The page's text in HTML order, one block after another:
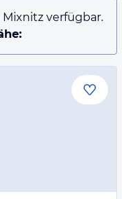
verfügbar.